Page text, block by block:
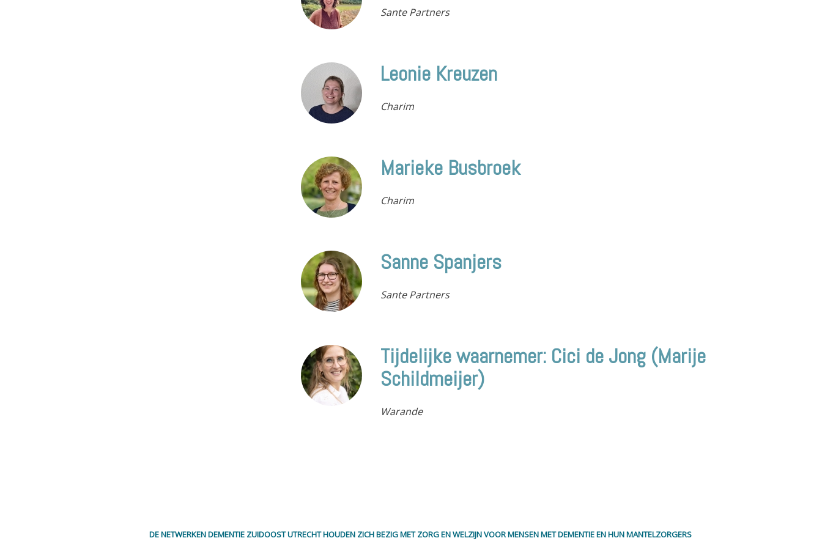
Sante Partners
Leonie Kreuzen
Charim
Marieke Busbroek
Charim
Sanne Spanjers
Sante Partners
Tijdelijke waarnemer: Cici de Jong (Marije
Schildmeijer)
Warande
DE NETWERKEN DEMENTIE ZUIDOOST UTRECHT HOUDEN ZICH BEZIG MET ZORG EN WELZIJN VOOR MENSEN MET DEMENTIE EN HUN MANTELZORGERS